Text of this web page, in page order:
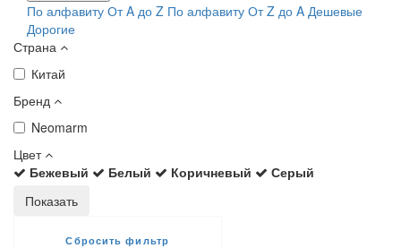
По алфавиту От A до Z По алфавиту От Z до A Дешевые
Дорогие
Страна
Китай
Бренд
Neomarm
Цвет
Бежевый
Белый Коричневый Серый